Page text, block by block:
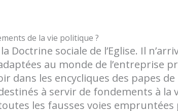
de la vie politique ?
Doctrine sociale de l’Eglise. Il
au monde de l’entreprise
dans les encycliques des papes
à servir de fondements à la
les fausses voies empruntées